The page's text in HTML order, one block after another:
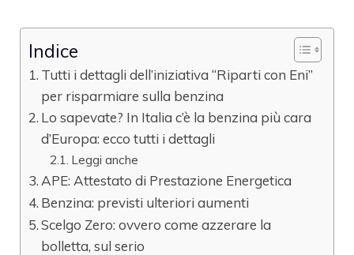
Indice
Tutti i dettagli dell’iniziativa “Riparti con Eni”
per risparmiare sulla benzina
Lo sapevate? In Italia c’è la benzina più cara
d’Europa: ecco tutti i dettagli
Leggi anche
APE: Attestato di Prestazione Energetica
Benzina: previsti ulteriori aumenti
Scelgo Zero: ovvero come azzerare la
bolletta, sul serio